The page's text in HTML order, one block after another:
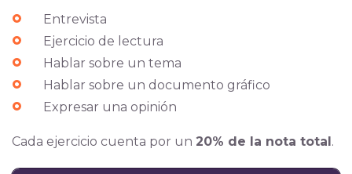
Entrevista
Ejercicio de lectura
Hablar sobre un tema
Hablar sobre un documento gráfico
Expresar una opinión
Cada ejercicio cuenta por un 20% de la nota total.